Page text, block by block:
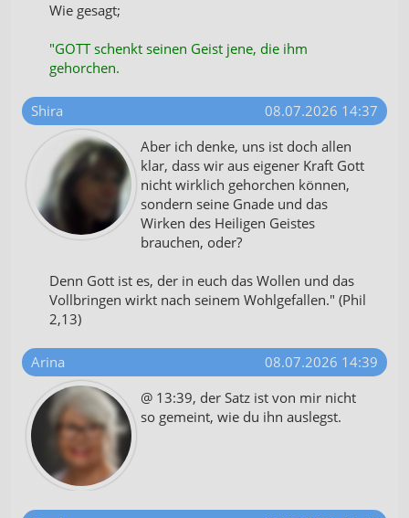
Wie gesagt;
"GOTT schenkt seinen Geist jene, die ihm
gehorchen.
Shira
08.07.2026 14:37
Aber ich denke, uns ist doch allen
klar, dass wir aus eigener Kraft Gott
nicht wirklich gehorchen können,
sondern seine Gnade und das
Wirken des Heiligen Geistes
brauchen, oder?
Denn Gott ist es, der in euch das Wollen und das
Vollbringen wirkt nach seinem Wohlgefallen." (Phil
2,13)
Arina
08.07.2026 14:39
@ 13:39, der Satz ist von mir nicht
so gemeint, wie du ihn auslegst.